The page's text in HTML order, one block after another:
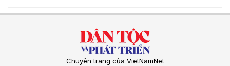
Chuyên trang của VietNamNet